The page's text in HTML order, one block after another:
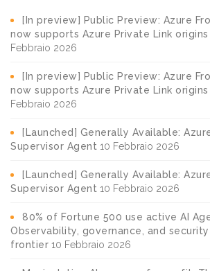
[In preview] Public Preview: Azure
now supports Azure Private Link origins
Febbraio 2026
[In preview] Public Preview: Azure
now supports Azure Private Link origins
Febbraio 2026
[Launched] Generally Available:
Supervisor Agent 10 Febbraio 2026
[Launched] Generally Available:
Supervisor Agent 10 Febbraio 2026
80% of Fortune 500 use active AI
Observability, governance, and
frontier 10 Febbraio 2026